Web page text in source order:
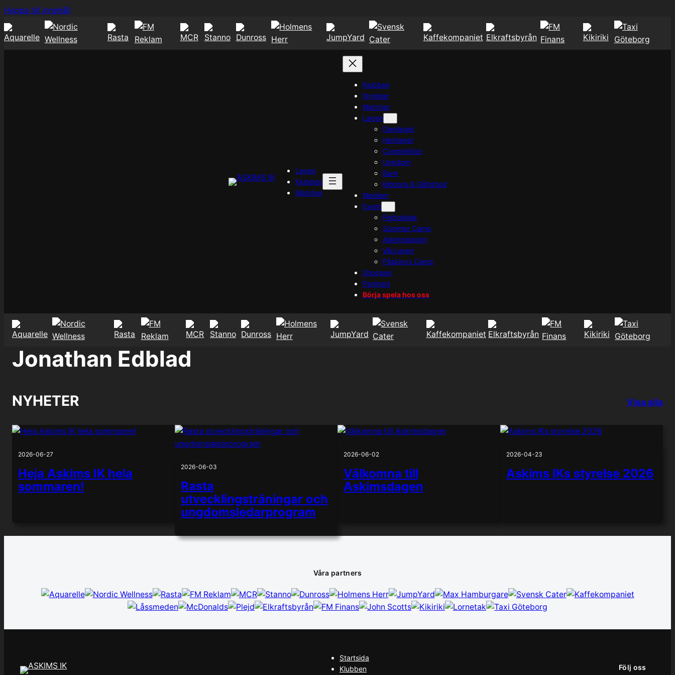
Hoppa till innehåll
till
Lagen
Klubben
Matcher
Klubben
Nyheter
Matcher
Lagen
Damlaget
Herrlaget
Competition
Ungdom
Barn
Motions & Gåfotboll
Medlem
Event
Fotbollslek
Sommar Camp
Askimsdagen
Vårcupen
Påsklovs Camp
Shoppen
Partners
Börja spela hos oss
Jonathan Edblad
NYHETER Visa alla
2026-06-27
Heja Askims IK hela
sommaren!
2026-06-03
Rasta
utvecklingsträningar och
ungdomsledarprogram
2026-06-02
Välkomna till
Askimsdagen
2026-04-23
Askims IKs styrelse 2026
Våra partners
Startsida
Klubben
Följ oss